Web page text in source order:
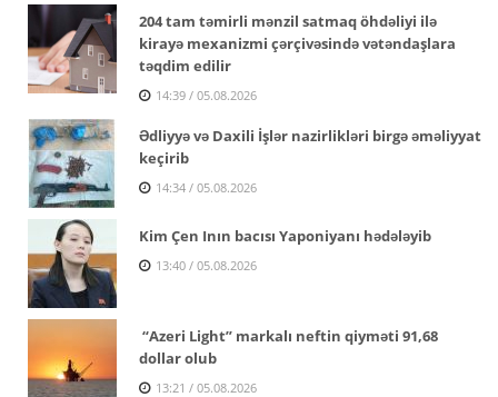
204 tam təmirli mənzil satmaq öhdəliyi ilə
kirayə mexanizmi çərçivəsində vətəndaşlara
təqdim edilir
14:39 / 05.08.2026
Ədliyyə və Daxili İşlər nazirlikləri birgə əməliyyat
keçirib
14:34 / 05.08.2026
Kim Çen Inın bacısı Yaponiyanı hədələyib
13:40 / 05.08.2026
“Azeri Light” markalı neftin qiyməti 91,68
dollar olub
13:21 / 05.08.2026